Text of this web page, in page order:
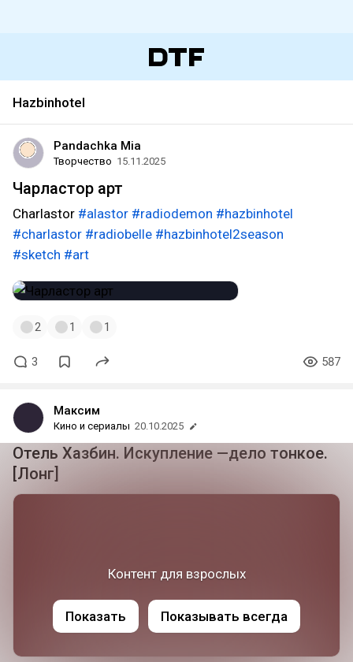
Hazbinhotel
Pandachka Mia
Творчество 15.11.2025
Чарластор арт
Charlastor #alastor #radiodemon #hazbinhotel
#charlastor #radiobelle #hazbinhotel2season
#sketch #art
2 1 1
3 587
Максим
Кино и сериалы 20.10.2025
Отель Хазбин. Искупление —дело тонкое.
[Лонг]
Контент для взрослых
Показать Показывать всегда